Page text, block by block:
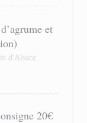
et
d'Alsace
20€